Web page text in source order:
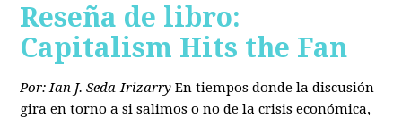
Reseña de libro:
Capitalism Hits the Fan
Por: Ian J. Seda-Irizarry En tiempos donde la discusión
gira en torno a si salimos o no de la crisis económica,